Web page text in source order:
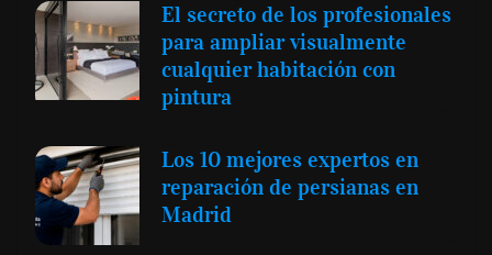
El secreto de los profesionales
para ampliar visualmente
cualquier habitación con
pintura
Los 10 mejores expertos en
reparación de persianas en
Madrid